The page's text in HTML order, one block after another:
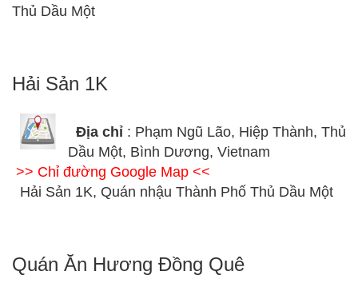
Thủ Dầu Một
Hải Sản 1K
Địa chỉ : Phạm Ngũ Lão, Hiệp Thành, Thủ
Dầu Một, Bình Dương, Vietnam
>> Chỉ đường Google Map <<
Hải Sản 1K, Quán nhậu Thành Phố Thủ Dầu Một
Quán Ăn Hương Đồng Quê